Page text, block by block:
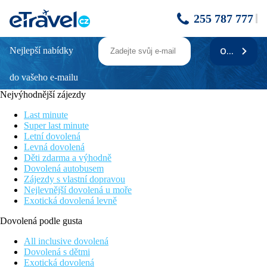
255 787 777
Mercure Hotel Berlin Zentrum
Hotel v centru Berlína
Možný pobyt s domácím mazlíčkem
Poloha
Hotel se nachází v centru města v blízkosti památek, jako jsou
KadeWe, Kurfürstendamm a Gedächstniskirche. Leží mezi
zoologickou zahradou a Postupimským náměstím
Popis hotelu
Při příjezdu na hotel budete přivítáni příjemnou obsluhou
recepce, která Vám bude k dispozici po celý Váš pobyt.
Samozřejmostí je restaurace s chutnými jídly a bar s alko a
nealko nápoji. Ve veřejných prostorách hotelu je dostupné WiFi
Popis pokoje
Všechny hotelové pokoje jsou navrženy tak, aby zaručovaly
Nejlepší nabídky
do vašeho e-mailu
ODEBÍRAT
Nejvýhodnější zájezdy
Last minute
Super last minute
Letní dovolená
Levná dovolená
Děti zdarma a výhodně
Dovolená autobusem
Zájezdy s vlastní dopravou
Nejlevnější dovolená u moře
Exotická dovolená levně
Dovolená podle gusta
All inclusive dovolená
Dovolená s dětmi
Exotická dovolená